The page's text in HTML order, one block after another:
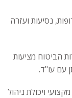
נסיעות ועזרה
הביטוח מציעות
עם עו"ד.
ויכולת ניהול